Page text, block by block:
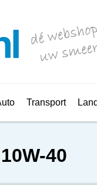
Transport
40